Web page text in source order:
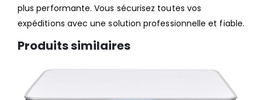
plus performante. Vous sécurisez toutes vos
expéditions avec une solution professionnelle et fiable.
Produits similaires